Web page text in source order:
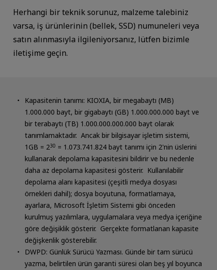
Herhangi bir teknik sorunuz, malzeme talebiniz
varsa, iş ürünlerinin (bellek, SSD) numuneleri veya
satın alınmasıyla ilgileniyorsanız, lütfen bizimle
iletişime geçin.
Kapasitenin tanımı: KIOXIA, bir megabaytı (MB)
1.000.000 bayt, bir gigabaytı (GB) 1.000.000.000 bayt ve
bir terabaytı (TB) 1.000.000.000.000 bayt olarak
tanımlamaktadır. Ancak bir bilgisayar işletim sistemi,
1GB = 230 = 1.073.741.824 bayt tanımı için 2'nin üslerini
kullanarak depolama kapasitesini bildirir ve bu nedenle
daha az depolama kapasitesi gösterir. Kullanılabilir
depolama alanı kapasitesi (çeşitli medya dosyası
örnekleri dahil); dosya boyutuna, formatlamaya,
ayarlara, Microsoft İşletim Sistemi gibi önceden
kurulmuş yazılımlara, uygulamalara veya medya içeriğine
göre değişiklik gösterir. Gerçekte formatlanan kapasite
değişkenlik gösterebilir.
DWPD: Günlük Sürücü Yazması. Günde bir tam sürücü
yazma, belirtilen ürün garanti süresi olan beş yıl boyunca